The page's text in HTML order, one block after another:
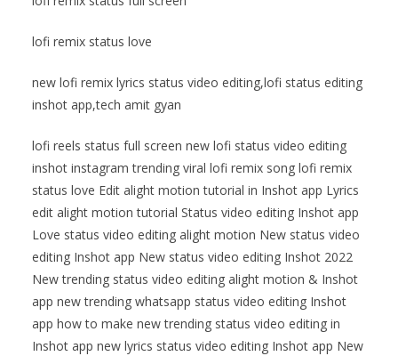
lofi remix status love
new lofi remix lyrics status video editing,lofi status editing
inshot app,tech amit gyan
lofi reels status full screen new lofi status video editing
inshot instagram trending viral lofi remix song lofi remix
status love Edit alight motion tutorial in Inshot app Lyrics
edit alight motion tutorial Status video editing Inshot app
Love status video editing alight motion New status video
editing Inshot app New status video editing Inshot 2022
New trending status video editing alight motion & Inshot
app new trending whatsapp status video editing Inshot
app how to make new trending status video editing in
Inshot app new lyrics status video editing Inshot app New